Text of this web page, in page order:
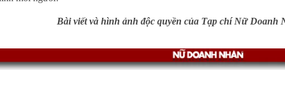
Bài viết và hình ảnh độc quyền của Tạp chí Nữ Doanh